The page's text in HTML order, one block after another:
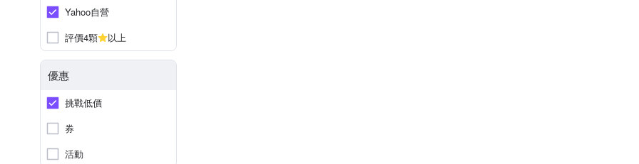
Yahoo自營
評價4顆
以上
優惠
挑戰低價
券
活動